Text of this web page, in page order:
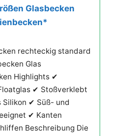
Glasbecken
rechteckig standard
Glas
Highlights ✔
✔ Stoßverklebt
Silikon ✔ Süß- und
✔ Kanten
Beschreibung Die